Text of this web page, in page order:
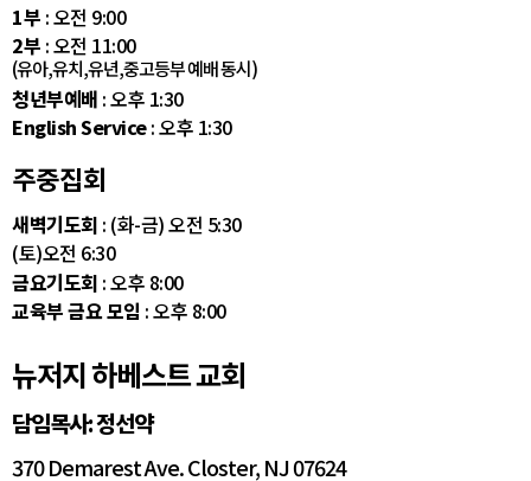
1부 : 오전 9:00
2부 : 오전 11:00
(유아,유치,유년,중고등부 예배 동시)
청년부예배 : 오후 1:30
English Service: 오후 1:30
주중집회
새벽기도회 : (화-금) 오전 5:30
(토)오전 6:30
금요기도회 : 오후 8:00
교육부 금요 모임 : 오후 8:00
뉴저지 하베스트 교회
담임목사: 정선약
370 Demarest Ave. Closter, NJ 07624